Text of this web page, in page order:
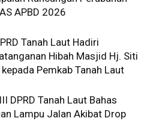
APBD 2026
Tanah Laut Hadiri
Hibah Masjid Hj. Siti
Pemkab Tanah Laut
DPRD Tanah Laut Bahas
Lampu Jalan Akibat Drop